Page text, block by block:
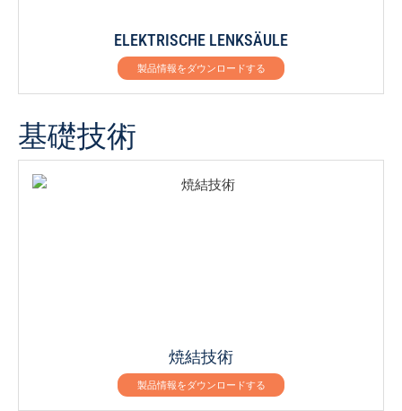
ELEKTRISCHE LENKSÄULE
製品情報をダウンロードする
基礎技術
焼結技術
製品情報をダウンロードする